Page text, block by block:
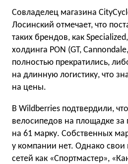
Совладелец магазина
Лосинский отмечает, что
таких брендов, как
холдинга PON (GT,
полностью прекратились,
на длинную логистику, что
на цены.
В Wildberries подтвердили,
велосипедов на площадке за
на 61 марку. Собственных
у компании нет. Однако свои
сетей как «Спортмастер»,